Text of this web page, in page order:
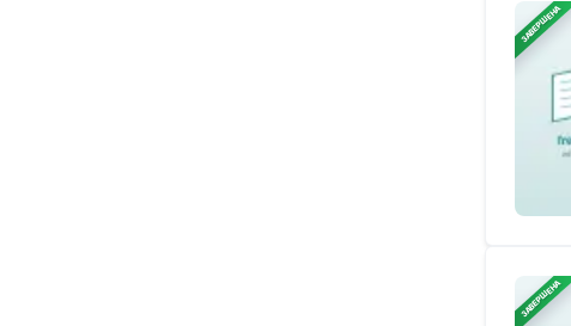
ЗАВЕРШЕНА
ЗАВЕРШЕНА